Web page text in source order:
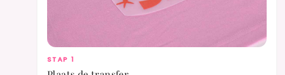
STAP 1